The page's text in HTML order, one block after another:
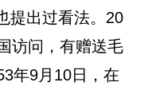
提出过看法。20
访问，有赠送毛
年9月10日，在